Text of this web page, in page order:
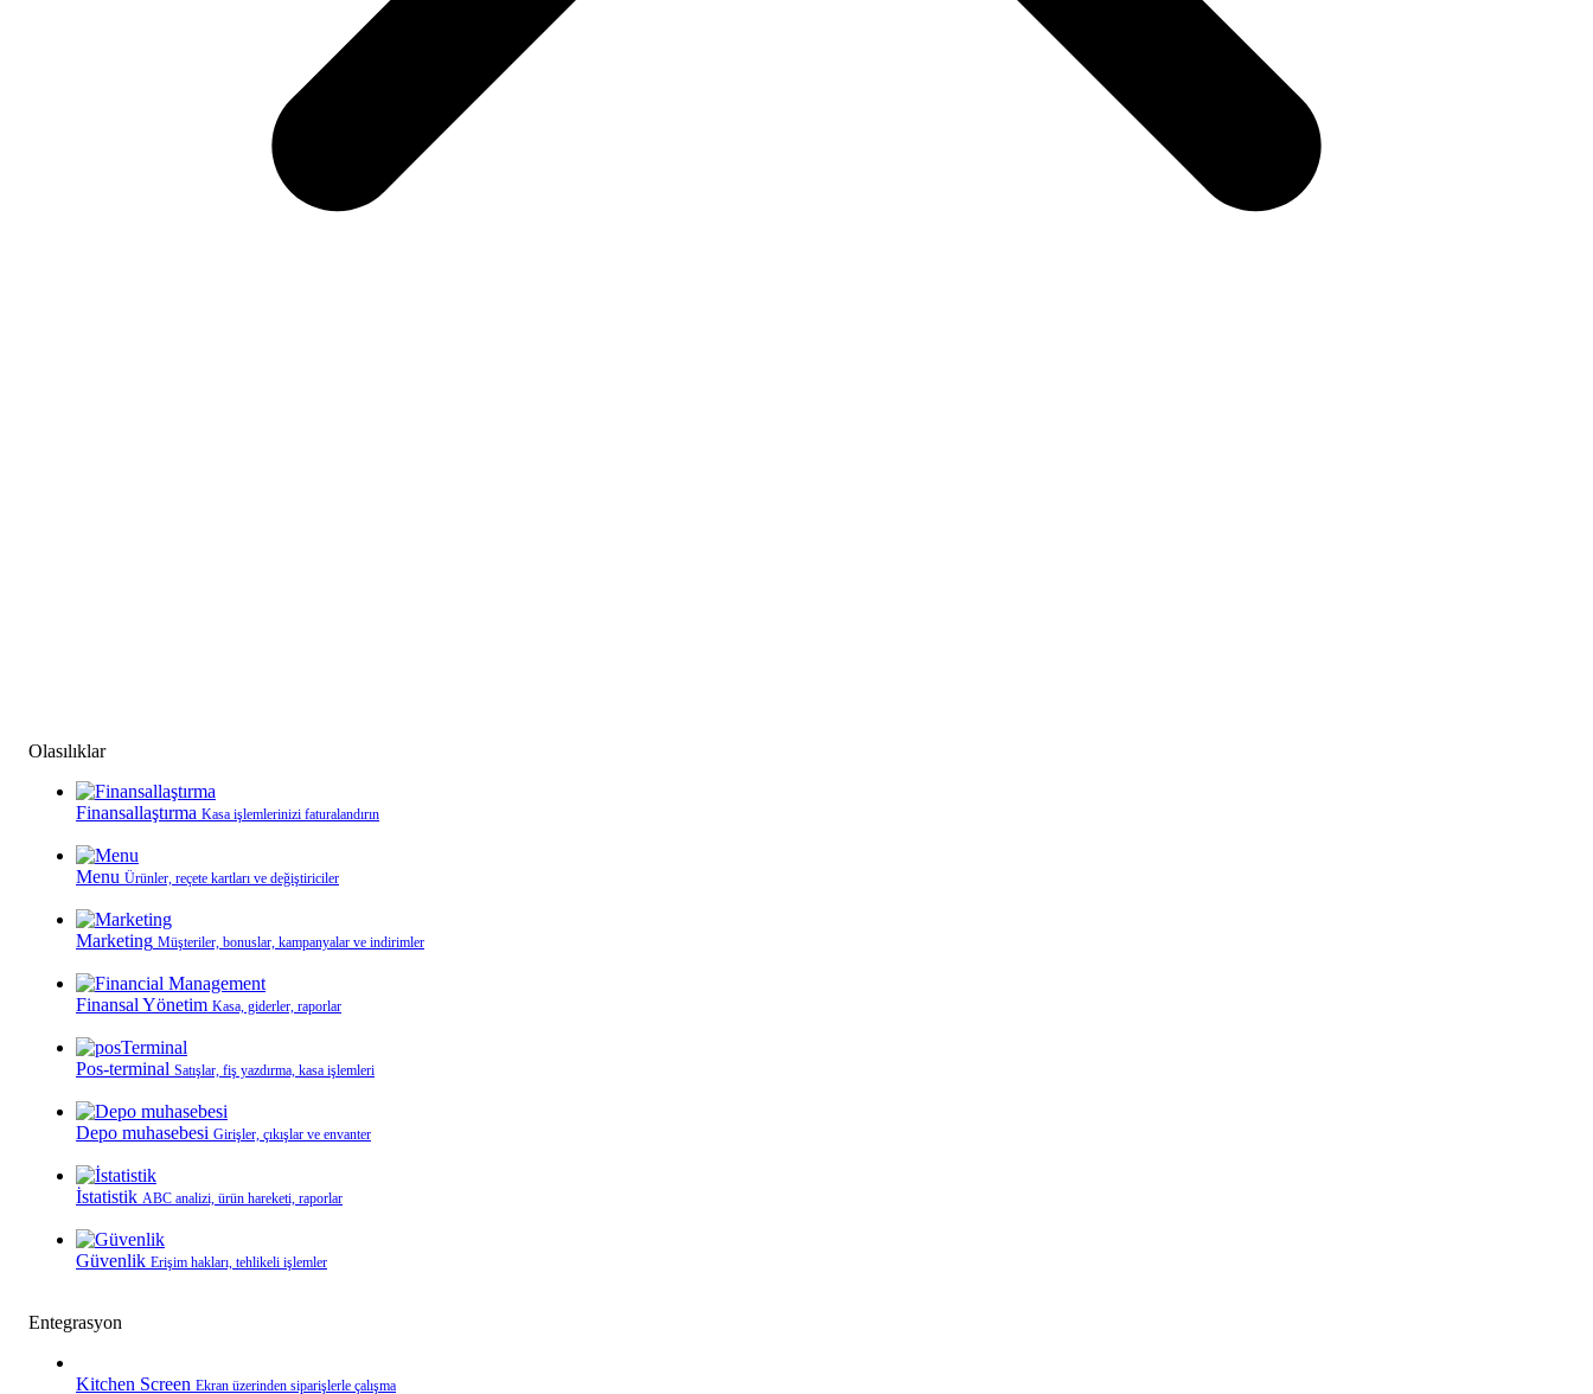
Olasılıklar
Finansallaştırma Kasa işlemlerinizi faturalandırın
Menu Ürünler, reçete kartları ve değiştiriciler
Marketing Müşteriler, bonuslar, kampanyalar ve indirimler
Finansal Yönetim Kasa, giderler, raporlar
Pos-terminal Satışlar, fiş yazdırma, kasa işlemleri
Depo muhasebesi Girişler, çıkışlar ve envanter
İstatistik ABC analizi, ürün hareketi, raporlar
Güvenlik Erişim hakları, tehlikeli işlemler
Entegrasyon
Kitchen Screen Ekran üzerinden siparişlerle çalışma